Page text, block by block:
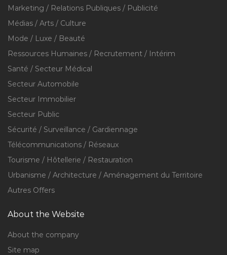
Marketing / Relations Publiques / Publicité
Médias / Arts / Culture
Mode / Luxe / Beauté
Ressources Humaines / Recrutement / Intérim
Santé / Secteur Médical
Secteur Automobile
Secteur Immobilier
Secteur Public
Sécurité / Surveillance / Gardiennage
Télécommunications / Réseaux
Tourisme / Hôtellerie / Restauration
Urbanisme / Architecture / Aménagement du Territoire
Autres Offers
About the Website
About the company
Site map